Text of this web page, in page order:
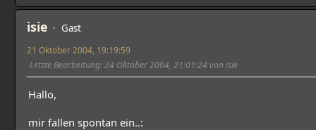
isie Gast
21 Oktober 2004, 19:19:59
Letzte Bearbeitung: 24 Oktober 2004, 21:01:24 von isie
Hallo,
mir fallen spontan ein..: